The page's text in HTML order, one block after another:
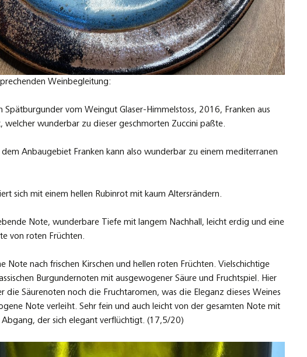
Weinbegleitung:
Spätburgunder vom Weingut Glaser-Himmelstoss, 2016, Franken aus
welcher wunderbar zu dieser geschmorten Zuccini paßte.
dem Anbaugebiet Franken kann also wunderbar zu einem mediterranen
sich mit einem hellen Rubinrot mit kaum Altersrändern.
Note, wunderbare Tiefe mit langem Nachhall, leicht erdig und eine
von roten Früchten.
Note nach frischen Kirschen und hellen roten Früchten. Vielschichtige
Burgundernoten mit ausgewogener Säure und Fruchtspiel. Hier
die Säurenoten noch die Fruchtaromen, was die Eleganz dieses Weines
Note verleiht. Sehr fein und auch leicht von der gesamten Note mit
der sich elegant verflüchtigt. (17,5/20)